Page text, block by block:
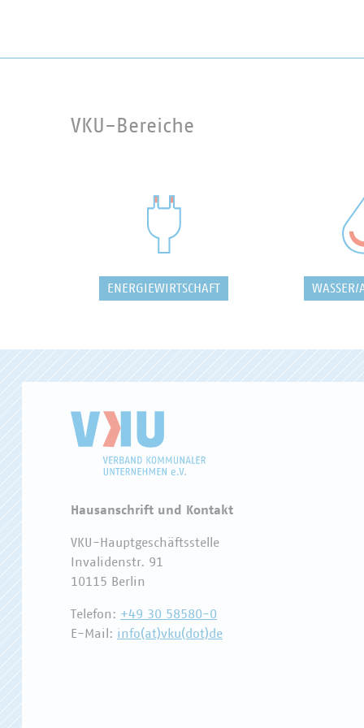
VKU-Bereiche
ENERGIEWIRTSCHAFT WASSER/
Hausanschrift und Kontakt
VKU-Hauptgeschäftsstelle
Invalidenstr. 91
10115 Berlin
Telefon: +49 30 58580-0
E-Mail: info(at)vku(dot)de